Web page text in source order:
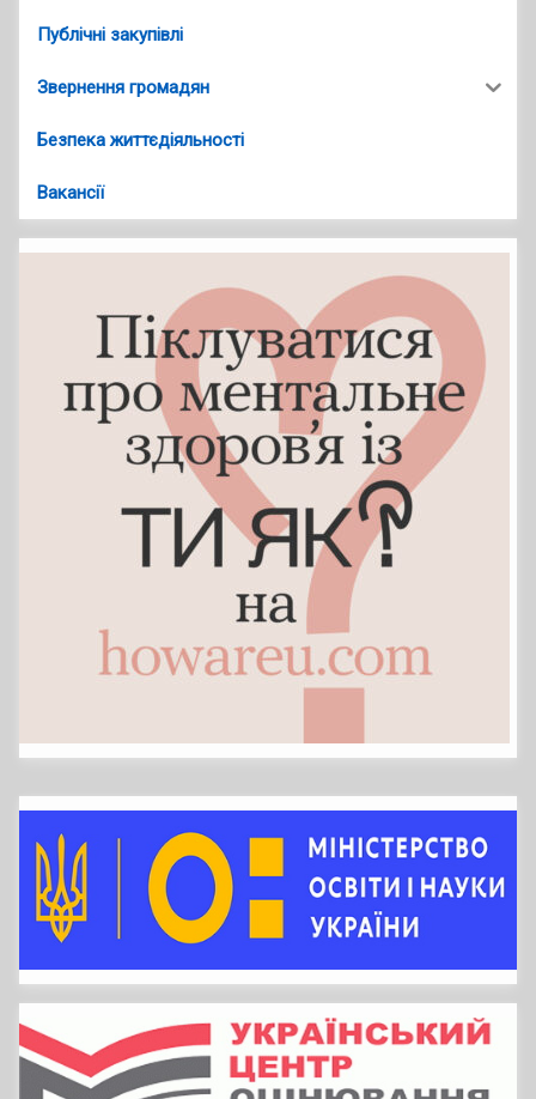
Публічні закупівлі
Звернення громадян
Безпека життєдіяльності
Вакансії